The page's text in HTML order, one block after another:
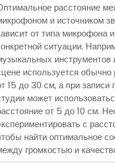
расстояние
и источником
от типа микрофона и
ситуации.
инструментов
используется обычно
15 до 30 см, а при записи
может
от 5 до 10 см.
с
найти оптимальное
громкостью и